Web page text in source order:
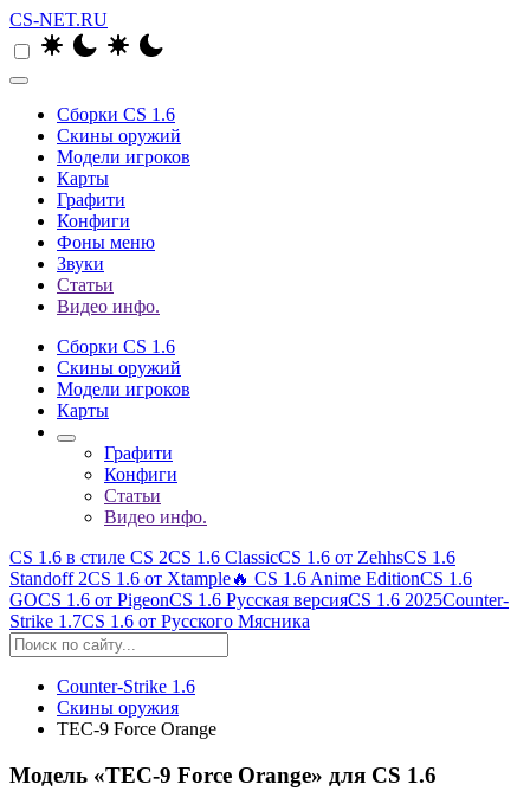
CS-NET.RU
Сборки CS 1.6
Скины оружий
Модели игроков
Карты
Графити
Конфиги
Фоны меню
Звуки
Статьи
Видео инфо.
Сборки CS 1.6
Скины оружий
Модели игроков
Карты
Графити
Конфиги
Статьи
Видео инфо.
CS 1.6 в стиле CS 2CS 1.6 ClassicCS 1.6 от ZehhsCS 1.6
Standoff 2CS 1.6 от Xtample🔥 CS 1.6 Anime EditionCS 1.6
GOCS 1.6 от PigeonCS 1.6 Русская версияCS 1.6 2025Counter-
Strike 1.7CS 1.6 от Русского Мясника
Counter-Strike 1.6
Скины оружия
TEC-9 Force Orange
Модель «TEC-9 Force Orange» для CS 1.6